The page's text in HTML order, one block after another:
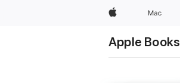
Apple Mac
Apple Books